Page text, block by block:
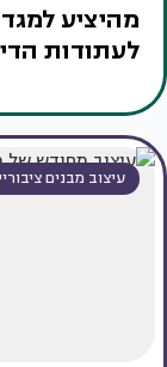
מהיציע
לעתודות
עיצוב מבנים